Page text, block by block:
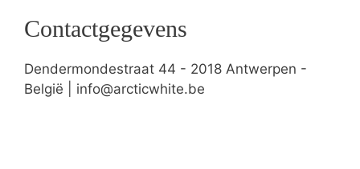
Contactgegevens
Dendermondestraat 44 - 2018 Antwerpen -
België | info@arcticwhite.be